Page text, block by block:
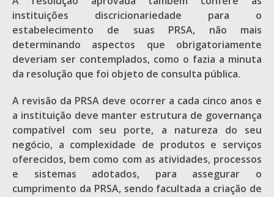
instituições discricionariedade para o
estabelecimento de suas PRSA, não mais
determinando aspectos que obrigatoriamente
deveriam ser contemplados, como o fazia a minuta
da resolução que foi objeto de consulta pública.
A revisão da PRSA deve ocorrer a cada cinco anos e
a instituição deve manter estrutura de governança
compatível com seu porte, a natureza do seu
negócio, a complexidade de produtos e serviços
oferecidos, bem como com as atividades, processos
e sistemas adotados, para assegurar o
cumprimento da PRSA, sendo facultada a criação de